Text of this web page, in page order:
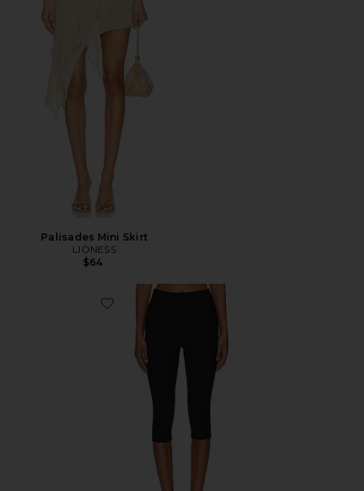
Palisades Mini Skirt
LIONESS
$64
Favorite Chaya Capri